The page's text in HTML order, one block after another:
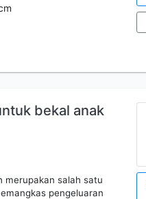
bekal anak
merupakan salah satu
pengeluaran